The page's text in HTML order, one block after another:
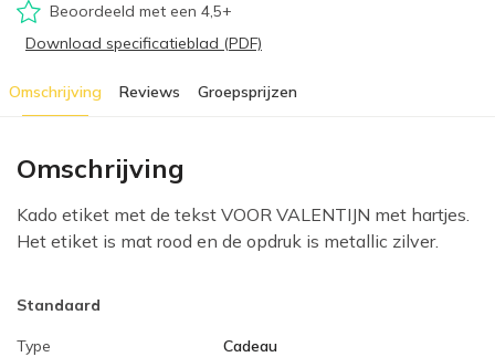
Beoordeeld met een 4,5+
Download specificatieblad (PDF)
Omschrijving Reviews Groepsprijzen
Omschrijving
Kado etiket met de tekst VOOR VALENTIJN met hartjes.
Het etiket is mat rood en de opdruk is metallic zilver.
Standaard
Type Cadeau